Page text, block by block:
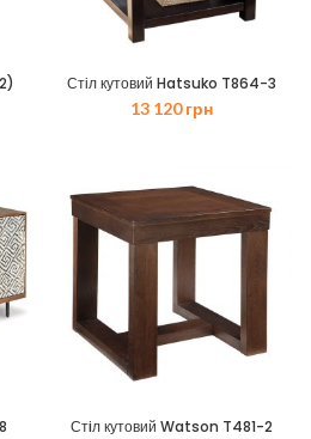
Стіл кутовий Hatsuko T864-3
13 120грн
Стiл кутовий Watson T481-2